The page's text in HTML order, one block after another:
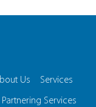
Us Services
Partnering Services